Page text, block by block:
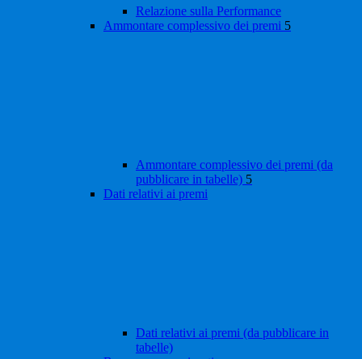
Relazione sulla Performance
Ammontare complessivo dei premi 5
Ammontare complessivo dei premi (da
pubblicare in tabelle) 5
Dati relativi ai premi
Dati relativi ai premi (da pubblicare in
tabelle)